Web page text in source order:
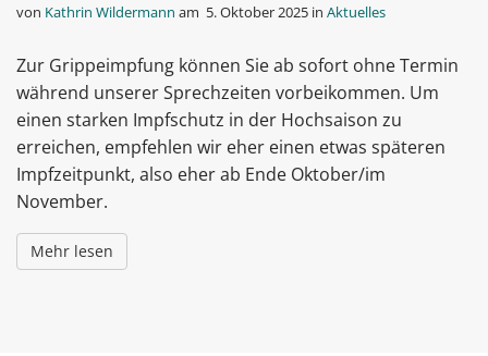
von Kathrin Wildermann am 5. Oktober 2025 in Aktuelles
Zur Grippeimpfung können Sie ab sofort ohne Termin
während unserer Sprechzeiten vorbeikommen. Um
einen starken Impfschutz in der Hochsaison zu
erreichen, empfehlen wir eher einen etwas späteren
Impfzeitpunkt, also eher ab Ende Oktober/im
November.
Mehr lesen